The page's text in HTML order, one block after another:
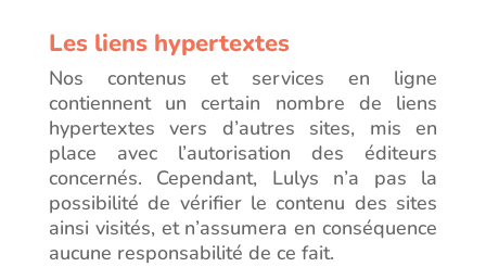
Les liens hypertextes
Nos contenus et services en ligne
contiennent un certain nombre de liens
hypertextes vers d’autres sites, mis en
place avec l’autorisation des éditeurs
concernés. Cependant, Lulys n’a pas la
possibilité de vérifier le contenu des sites
ainsi visités, et n’assumera en conséquence
aucune responsabilité de ce fait.